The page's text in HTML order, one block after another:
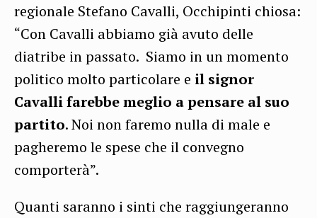
regionale Stefano Cavalli, Occhipinti chiosa:
“Con Cavalli abbiamo già avuto delle
diatribe in passato. Siamo in un momento
politico molto particolare e il signor
Cavalli farebbe meglio a pensare al suo
partito. Noi non faremo nulla di male e
pagheremo le spese che il convegno
comporterà”.
Quanti saranno i sinti che raggiungeranno